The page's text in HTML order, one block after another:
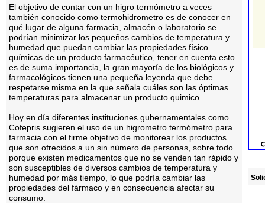
El objetivo de contar con un higro termómetro a veces
también conocido como termohidrometro es de conocer en
qué lugar de alguna farmacia, almacén o laboratorio se
podrían minimizar los pequeños cambios de temperatura y
humedad que puedan cambiar las propiedades físico
químicas de un producto farmacéutico, tener en cuenta esto
es de suma importancia, la gran mayoría de los biológicos y
farmacológicos tienen una pequeña leyenda que debe
respetarse misma en la que señala cuáles son las óptimas
temperaturas para almacenar un producto quimico.
Hoy en día diferentes instituciones gubernamentales como
Cofepris sugieren el uso de un higrometro termómetro para
farmacia con el firme objetivo de monitorear los productos
que son ofrecidos a un sin número de personas, sobre todo
porque existen medicamentos que no se venden tan rápido y
son susceptibles de diversos cambios de temperatura y
humedad por más tiempo, lo que podría cambiar las
propiedades del fármaco y en consecuencia afectar su
consumo.